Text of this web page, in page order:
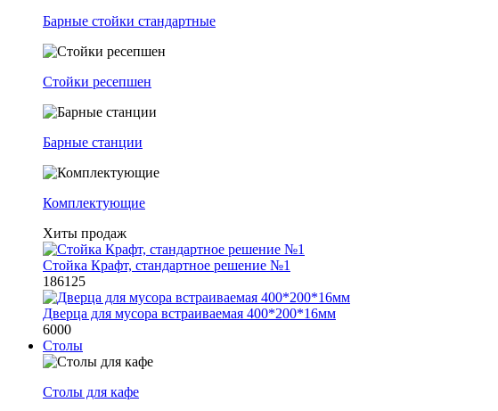
Барные стойки стандартные
Стойки ресепшен
Барные станции
Комплектующие
Хиты продаж
Стойка Крафт, стандартное решение №1
186125
Дверца для мусора встраиваемая 400*200*16мм
6000
Столы
Столы для кафе